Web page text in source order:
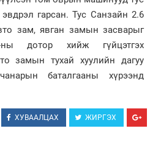
гарсан. Тус Санзайн 2.6
зам, явган замын засварыг
дотор хийж гүйцэтгэх
замын тухай хуулийн дагуу
чанарын баталгааны хүрээнд
ХУВААЛЦАХ ЖИРГЭХ